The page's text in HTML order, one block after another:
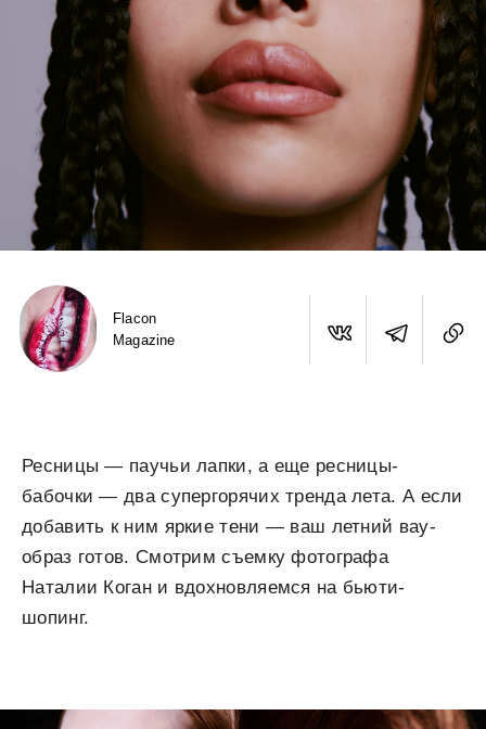
Flacon
Magazine
Ресницы — паучьи лапки, а еще ресницы-
бабочки — два супергорячих тренда лета. А если
добавить к ним яркие тени — ваш летний вау-
образ готов. Смотрим съемку фотографа
Наталии Коган и вдохновляемся на бьюти-
шопинг.